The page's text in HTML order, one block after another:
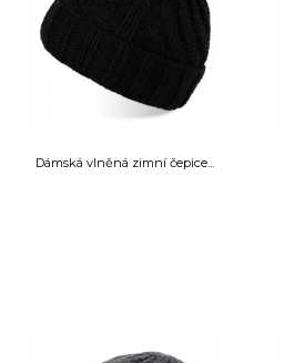
Dámská vlněná zimní čepice...